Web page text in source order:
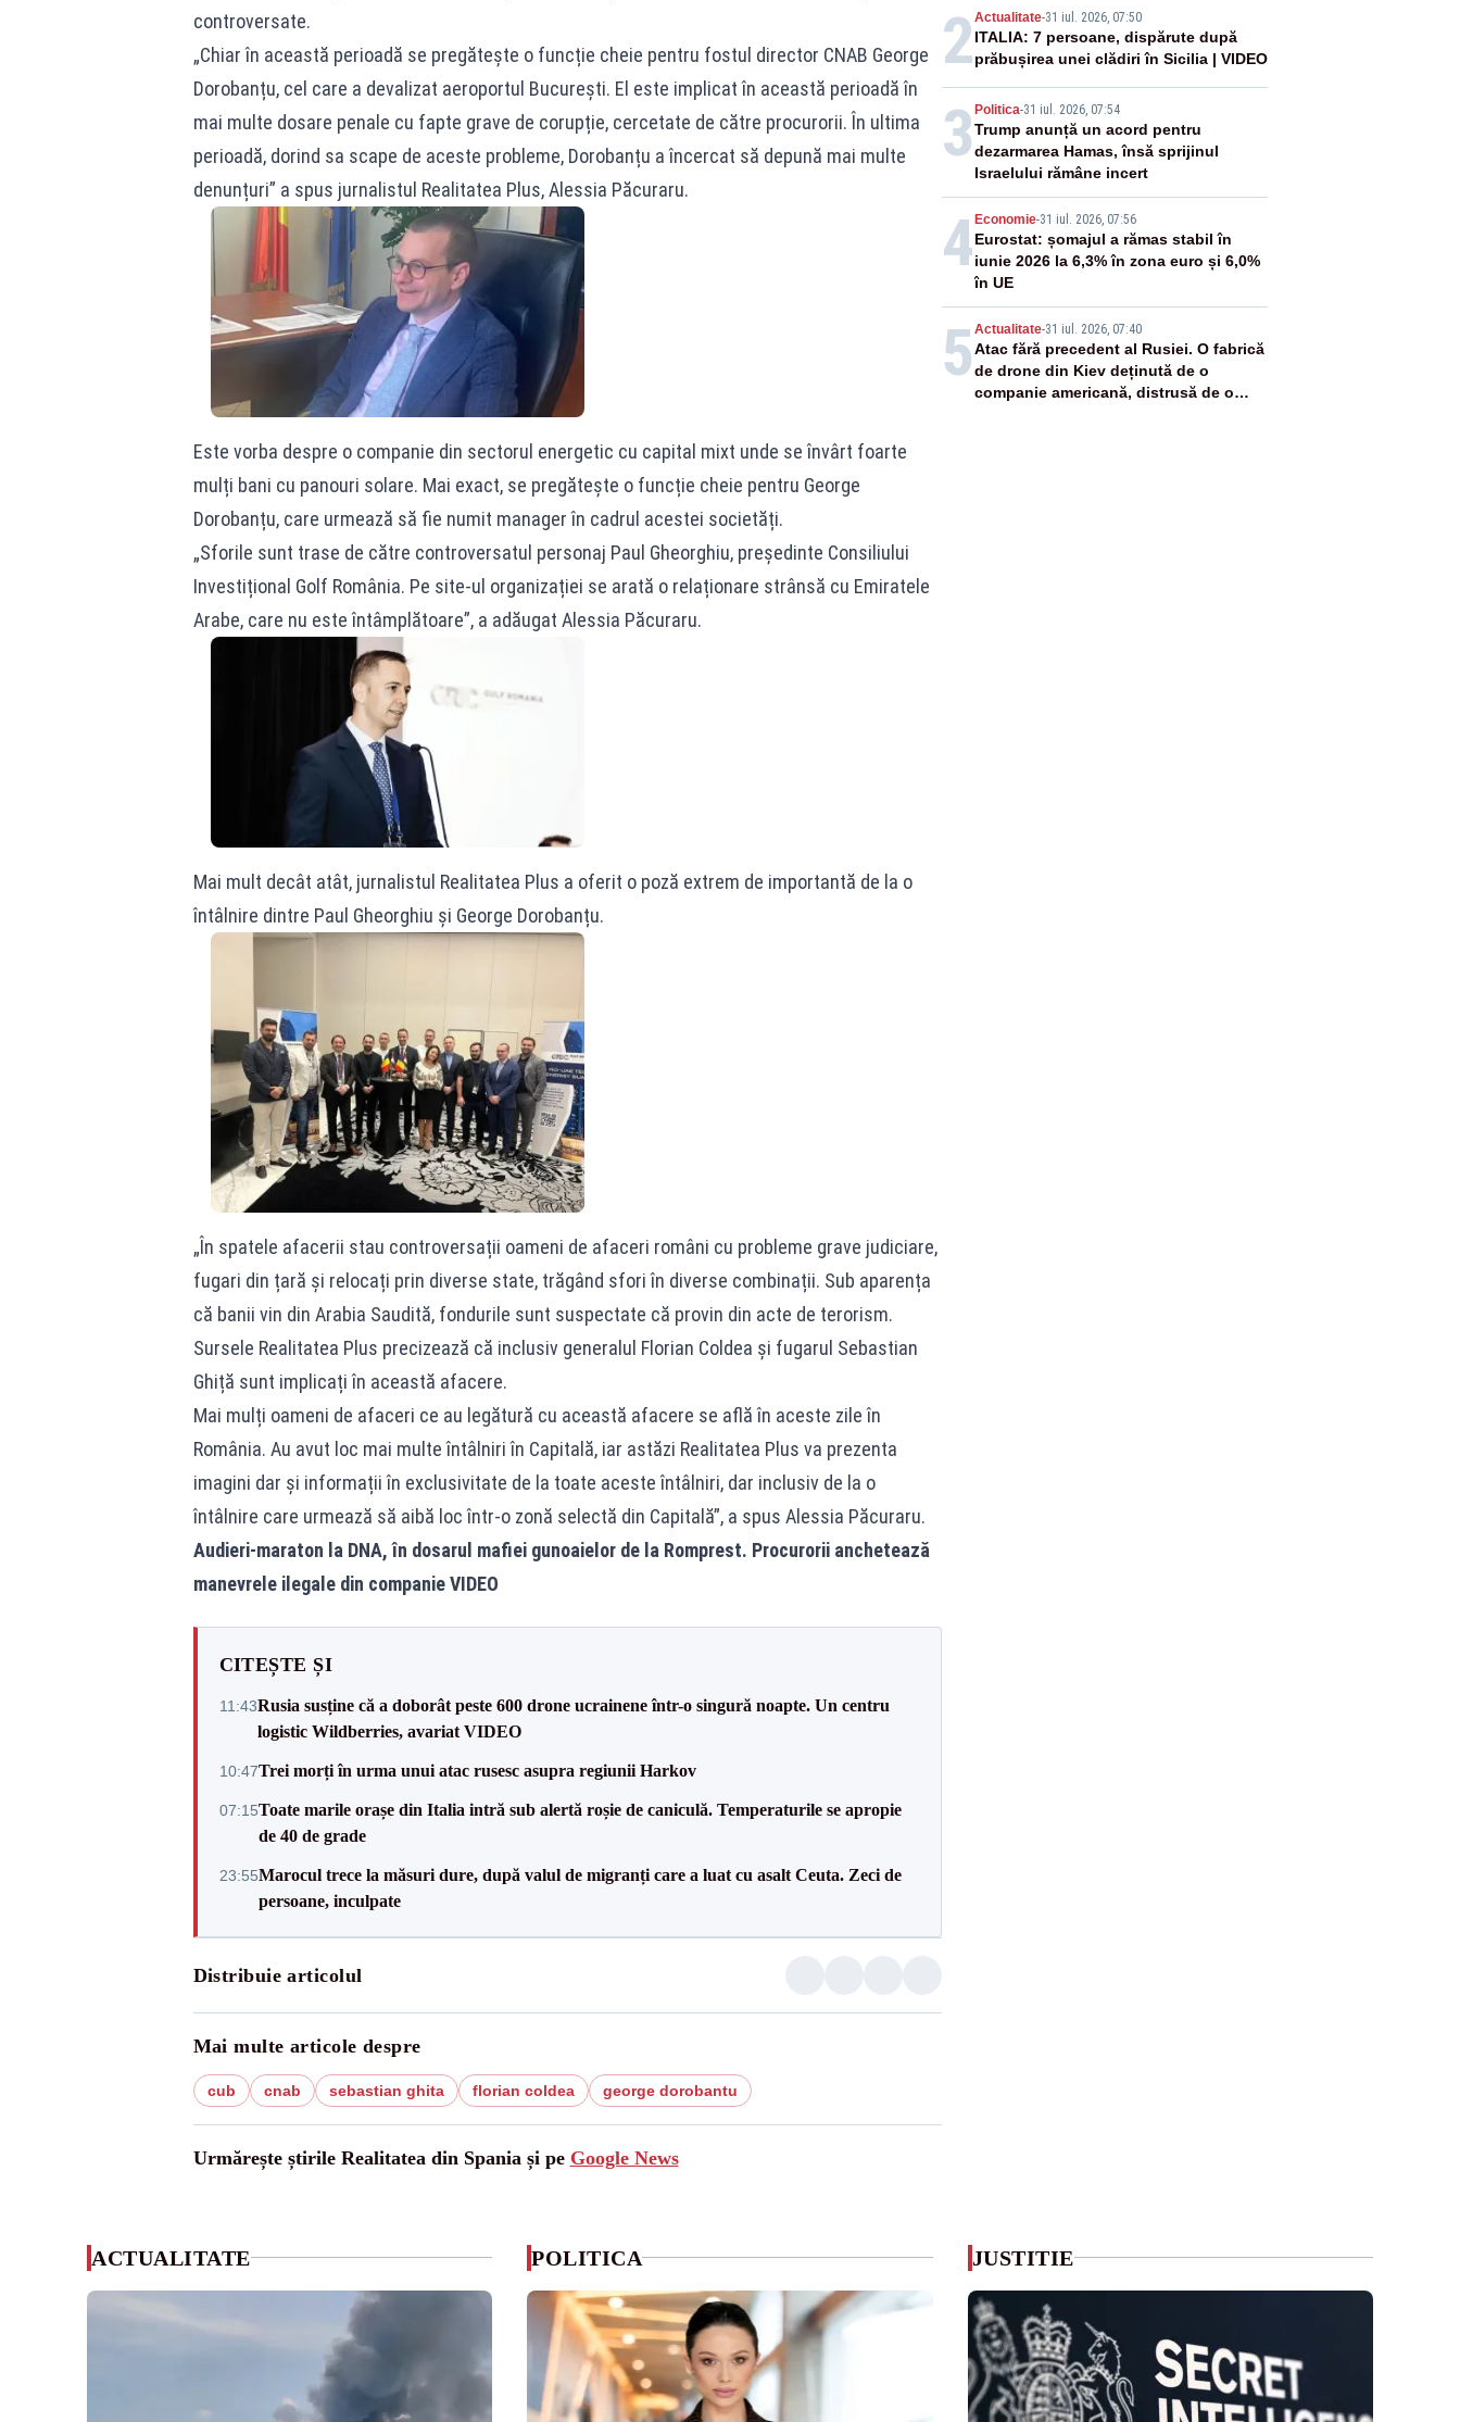
controversate.
„Chiar în această perioadă se pregătește o funcție cheie pentru fostul director CNAB George
Dorobanțu, cel care a devalizat aeroportul București. El este implicat în această perioadă în
mai multe dosare penale cu fapte grave de corupție, cercetate de către procurorii. În ultima
perioadă, dorind sa scape de aceste probleme, Dorobanțu a încercat să depună mai multe
denunțuri” a spus jurnalistul Realitatea Plus, Alessia Păcuraru.
Este vorba despre o companie din sectorul energetic cu capital mixt unde se învârt foarte
mulți bani cu panouri solare. Mai exact, se pregătește o funcție cheie pentru George
Dorobanțu, care urmează să fie numit manager în cadrul acestei societăți.
„Sforile sunt trase de către controversatul personaj Paul Gheorghiu, președinte Consiliului
Investițional Golf România. Pe site-ul organizației se arată o relaționare strânsă cu Emiratele
Arabe, care nu este întâmplătoare”, a adăugat Alessia Păcuraru.
Mai mult decât atât, jurnalistul Realitatea Plus a oferit o poză extrem de importantă de la o
întâlnire dintre Paul Gheorghiu și George Dorobanțu.
„În spatele afacerii stau controversații oameni de afaceri români cu probleme grave judiciare,
fugari din țară și relocați prin diverse state, trăgând sfori în diverse combinații. Sub aparența
că banii vin din Arabia Saudită, fondurile sunt suspectate că provin din acte de terorism.
Sursele Realitatea Plus precizează că inclusiv generalul Florian Coldea și fugarul Sebastian
Ghiță sunt implicați în această afacere.
Mai mulți oameni de afaceri ce au legătură cu această afacere se află în aceste zile în
România. Au avut loc mai multe întâlniri în Capitală, iar astăzi Realitatea Plus va prezenta
imagini dar și informații în exclusivitate de la toate aceste întâlniri, dar inclusiv de la o
întâlnire care urmează să aibă loc într-o zonă selectă din Capitală”, a spus Alessia Păcuraru.
Audieri-maraton la DNA, în dosarul mafiei gunoaielor de la Romprest. Procurorii anchetează
manevrele ilegale din companie VIDEO
CITEȘTE ȘI
11:43Rusia susține că a doborât peste 600 drone ucrainene într-o singură noapte. Un centru
logistic Wildberries, avariat VIDEO
10:47Trei morți în urma unui atac rusesc asupra regiunii Harkov
07:15Toate marile orașe din Italia intră sub alertă roșie de caniculă. Temperaturile se apropie
de 40 de grade
23:55Marocul trece la măsuri dure, după valul de migranți care a luat cu asalt Ceuta. Zeci de
persoane, inculpate
Distribuie articolul
Mai multe articole despre
cub cnab sebastian ghita florian coldea george dorobantu
Urmărește știrile Realitatea din Spania și pe Google News
2Actualitate-31 iul. 2026, 07:50
ITALIA: 7 persoane, dispărute după
prăbușirea unei clădiri în Sicilia | VIDEO
3 Politica-31 iul. 2026, 07:54
Trump anunță un acord pentru
dezarmarea Hamas, însă sprijinul
Israelului rămâne incert
4 Economie-31 iul. 2026, 07:56
Eurostat: șomajul a rămas stabil în
iunie 2026 la 6,3% în zona euro și 6,0%
în UE
5 Actualitate-31 iul. 2026, 07:40
Atac fără precedent al Rusiei. O fabrică
de drone din Kiev deținută de o
companie americană, distrusă de o
ACTUALITATE POLITICA JUSTITIE